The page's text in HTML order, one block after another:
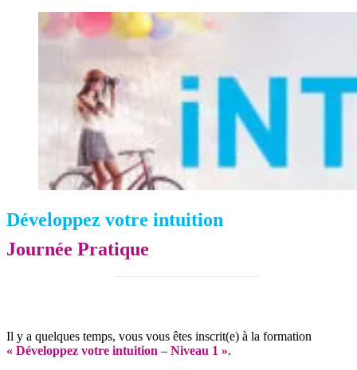
Développez votre intuition
Journée Pratique
Il y a quelques temps, vous vous êtes inscrit(e) à la formation
« Développez votre intuition – Niveau 1 ».